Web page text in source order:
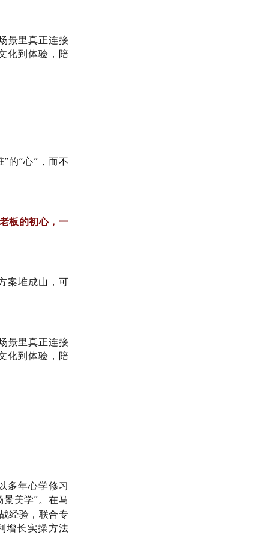
景里真正连接
化到体验，陪
的“心”，而不
板的初心，一
案堆成山，可
景里真正连接
化到体验，陪
多年心学修习
美学”。在马
经验，联合专
增长实操方法